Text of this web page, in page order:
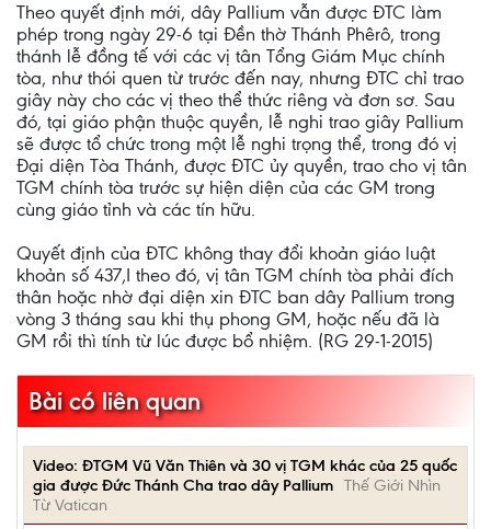
Theo quyết định mới, dây Pallium vẫn được ĐTC làm
phép trong ngày 29-6 tại Đền thờ Thánh Phêrô, trong
thánh lễ đồng tế với các vị tân Tổng Giám Mục chính
tòa, như thói quen từ trước đến nay, nhưng ĐTC chỉ trao
giây này cho các vị theo thể thức riêng và đơn sơ. Sau
đó, tại giáo phận thuộc quyền, lễ nghi trao giây Pallium
sẽ được tổ chức trong một lễ nghi trọng thể, trong đó vị
Đại diện Tòa Thánh, được ĐTC ủy quyền, trao cho vị tân
TGM chính tòa trước sự hiện diện của các GM trong
cùng giáo tỉnh và các tín hữu.
Quyết định của ĐTC không thay đổi khoản giáo luật
khoản số 437,I theo đó, vị tân TGM chính tòa phải đích
thân hoặc nhờ đại diện xin ĐTC ban dây Pallium trong
vòng 3 tháng sau khi thụ phong GM, hoặc nếu đã là
GM rồi thì tính từ lúc được bổ nhiệm. (RG 29-1-2015)
Bài có liên quan
Video: ĐTGM Vũ Văn Thiên và 30 vị TGM khác của 25 quốc
gia được Đức Thánh Cha trao dây Pallium Thế Giới Nhìn
Từ Vatican